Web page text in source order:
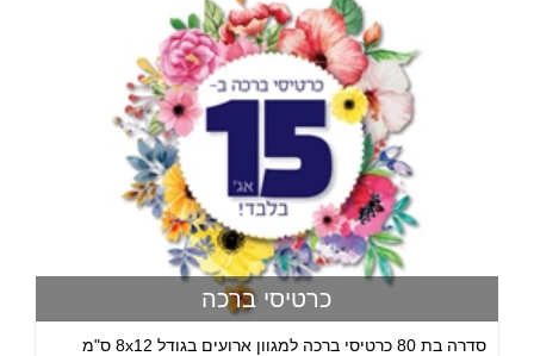
התקשרו עכשיו לטלפון 09-8870434 או פנה באמצעות טופס
כרטיסי ברכה
סדרה בת 80 כרטיסי ברכה למגוון ארועים בגודל 8x12 ס"מ